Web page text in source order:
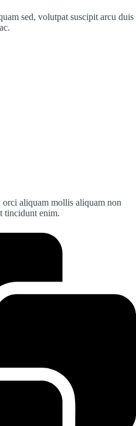
sed, volutpat suscipit arcu duis
aliquam mollis aliquam non
tincidunt enim.